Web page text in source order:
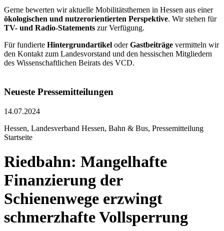
Gerne bewerten wir aktuelle Mobilitätsthemen in Hessen aus einer
ökologischen und nutzerorientierten Perspektive. Wir stehen für
TV- und Radio-Statements zur Verfügung.
Für fundierte Hintergrundartikel oderGastbeiträge vermitteln wir
den Kontakt zum Landesvorstand und den hessischen Mitgliedern
des Wissenschaftlichen Beirats des VCD.
Neueste Pressemitteilungen
14.07.2024
Hessen, Landesverband Hessen, Bahn & Bus, Pressemitteilung
Startseite
Riedbahn: Mangelhafte
Finanzierung der
Schienenwege erzwingt
schmerzhafte Vollsperrung